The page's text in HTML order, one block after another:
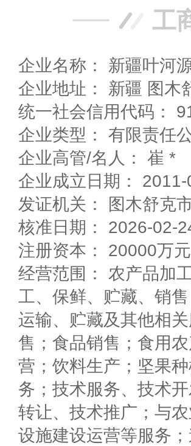
工
企业名称： 新疆叶河
企业地址： 新
统一社会信用代码：
企业高管/名人： 崔 *
企业成立日期：
发证机关： 图木舒克
核准日期： 2026-02-
注册资本： 20000万元
经营范围： 农产品加
工、保鲜、贮藏、销
运输、贮藏及其他相
售；食品销售；食用
营；饮料生产；坚果
务；技术服务、技术
转让、技术推广；与
设施建设运营等服务